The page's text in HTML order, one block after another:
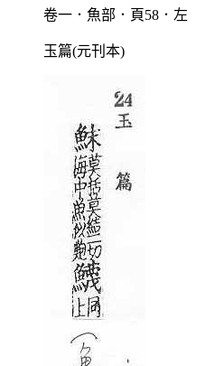
卷一．魚部．頁58．左
玉篇(元刊本)